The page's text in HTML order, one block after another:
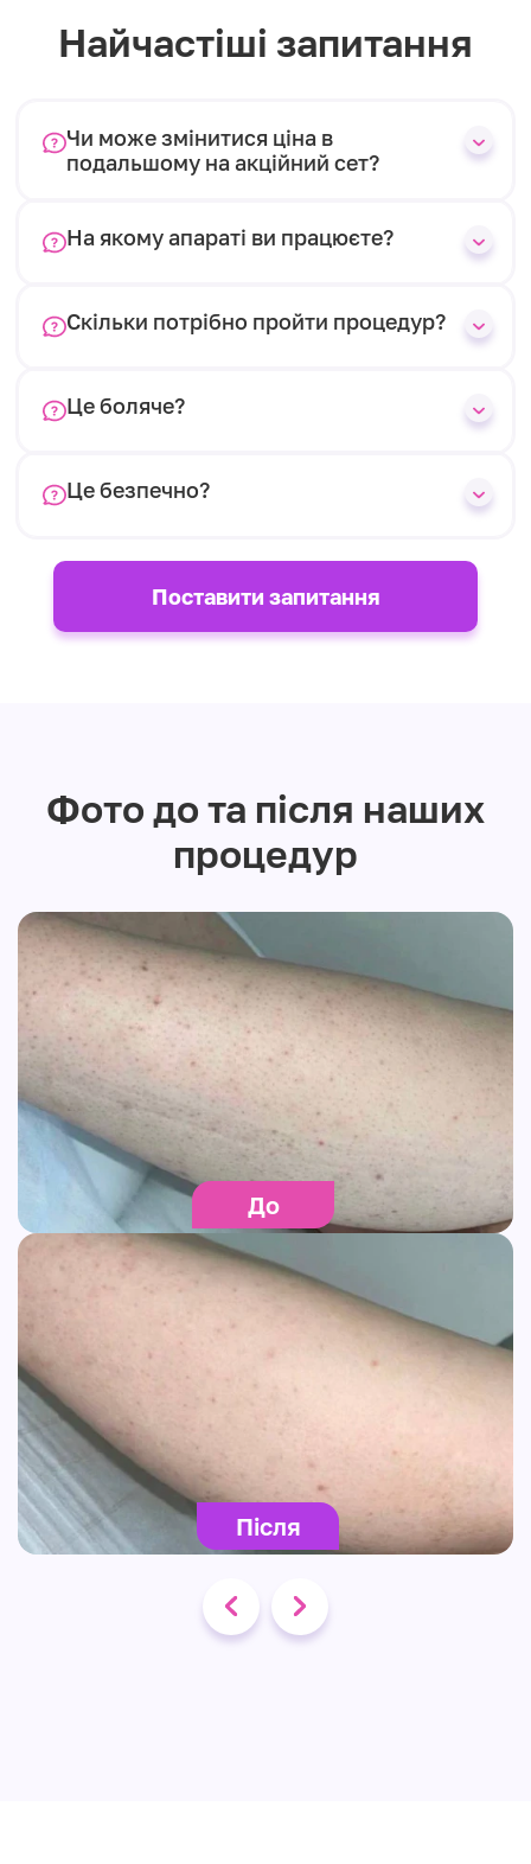
Найчастіші запитання
Чи може змінитися ціна в
подальшому на акційний сет?
На якому апараті ви працюєте?
Скільки потрібно пройти процедур?
Це боляче?
Це безпечно?
Поставити запитання
Фото до та після наших
процедур
До
Після